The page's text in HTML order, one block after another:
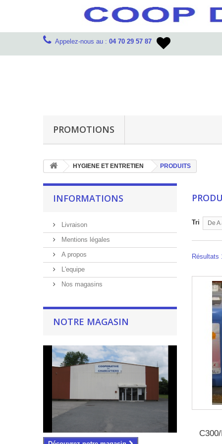
Appelez-nous au : 04 70 29 57 87
PROMOTIONS
HYGIENE ET ENTRETIEN PRODUITS
INFORMATIONS
Livraison
Mentions légales
A propos
L'equipe
Nos magasins
NOTRE MAGASIN
Tri De A
Résultats